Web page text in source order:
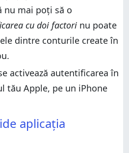
nu mai poți să o
cu doi factori nu poate
dintre conturile create în
activează autentificarea în
tău Apple, pe un iPhone
aplicația